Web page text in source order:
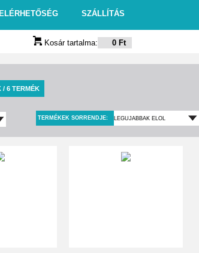
ELÉRHETŐSÉG SZÁLLÍTÁS
Kosár tartalma: 0 Ft
/ 6 TERMÉK
TERMÉKEK SORRENDJE: